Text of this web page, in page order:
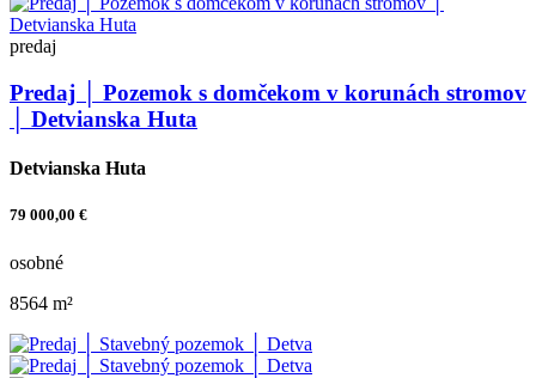
predaj
Predaj │ Pozemok s domčekom v korunách stromov
│ Detvianska Huta
Detvianska Huta
79 000,00 €
osobné
8564 m²